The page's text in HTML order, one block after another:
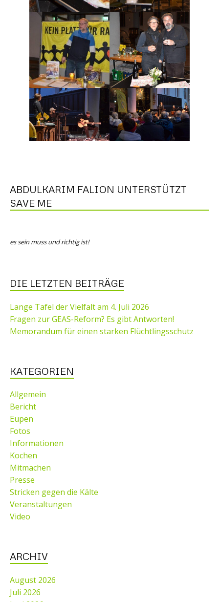
ABDULKARIM FALION UNTERSTÜTZT
SAVE ME
es sein muss und richtig ist!
DIE LETZTEN BEITRÄGE
Lange Tafel der Vielfalt am 4. Juli 2026
Fragen zur GEAS-Reform? Es gibt Antworten!
Memorandum für einen starken Flüchtlingsschutz
KATEGORIEN
Allgemein
Bericht
Eupen
Fotos
Informationen
Kochen
Mitmachen
Presse
Stricken gegen die Kälte
Veranstaltungen
Video
ARCHIV
August 2026
Juli 2026